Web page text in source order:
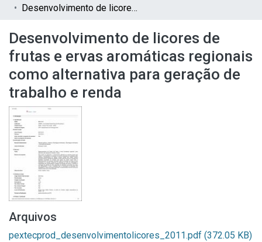
Desenvolvimento de licores de frutas e ervas aromáticas regionais como alternativa para geração de trabalho e renda
Desenvolvimento de licores de
frutas e ervas aromáticas regionais
como alternativa para geração de
trabalho e renda
Arquivos
pextecprod_desenvolvimentolicores_2011.pdf (372.05 KB)